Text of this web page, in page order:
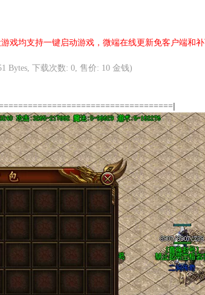
戏均支持一键启动游戏，微端在线更新免客户端和
Bytes, 下载次数: 0, 售价: 10 金钱)
|